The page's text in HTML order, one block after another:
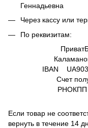
Геннадьевна
Через кассу или
По реквизитам:
IBAN
Счет
РНОКПП
Если товар не
вернуть в течение 14